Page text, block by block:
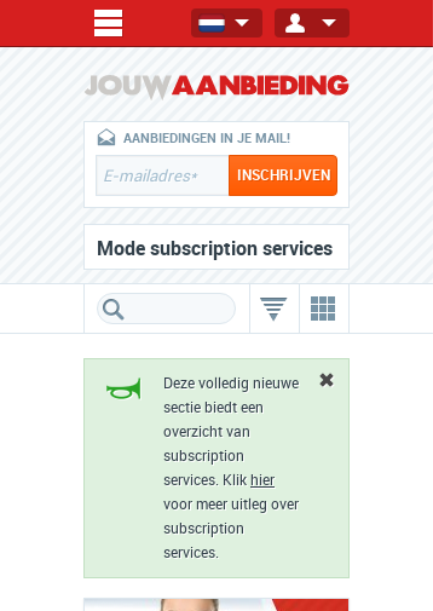
AANBIEDINGEN IN JE MAIL!
Mode subscription services
Deze volledig nieuwe
sectie biedt een
overzicht van
subscription
services. Klik hier
voor meer uitleg over
subscription
services.